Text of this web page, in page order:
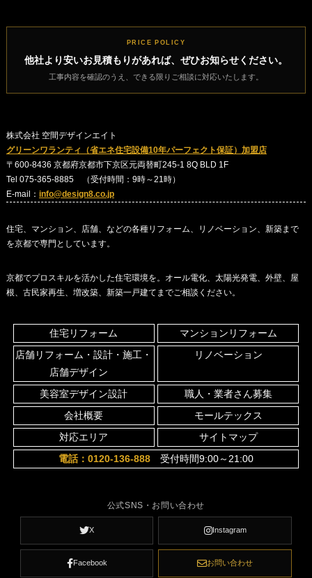
PRICE POLICY
他社より安いお見積もりがあれば、ぜひお知らせください。
工事内容を確認のうえ、できる限りご相談に対応いたします。
株式会社 空間デザインエイト
グリーンワランティ（省エネ住宅設備10年パーフェクト保証）加盟店
〒600-8436 京都府京都市下京区元両替町245-1 8Q BLD 1F
Tel 075-365-8885 （受付時間：9時～21時）
E-mail： info@design8.co.jp
住宅、マンション、店舗、などの各種リフォーム、リノベーション、新築まで
を京都で専門としています。
京都でプロスキルを活かした住宅環境を。オール電化、太陽光発電、外壁、屋
根、古民家再生、増改築、新築一戸建てまでご相談ください。
住宅リフォーム
マンションリフォーム
店舗リフォーム・設計・施工・
店舗デザイン
リノベーション
美容室デザイン設計
職人・業者さん募集
会社概要
モールテックス
対応エリア
サイトマップ
電話：0120-136-888受付時間9:00～21:00
公式SNS・お問い合わせ
X Instagram
Facebook お問い合わせ